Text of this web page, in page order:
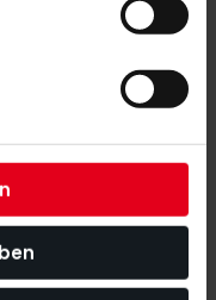
um unseren Shop
ABONNIEREN